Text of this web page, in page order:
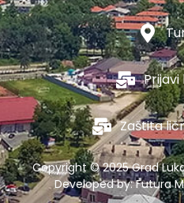
Prijavi
Zaštita
Copyright © 2025 Grad
Developed by:Futura